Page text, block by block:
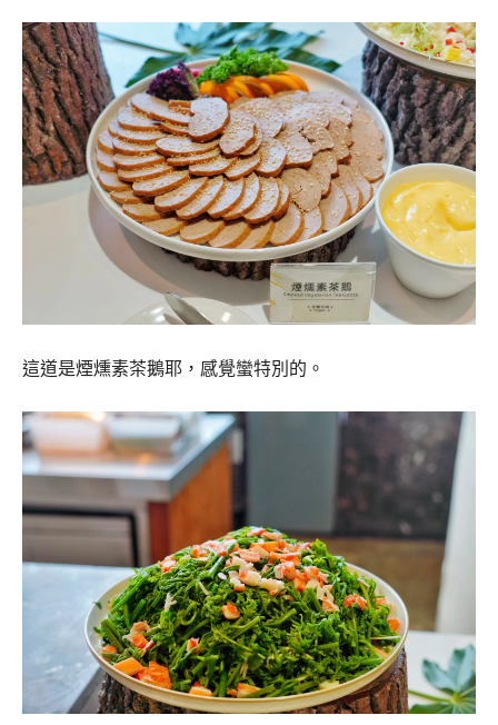
這道是煙燻素茶鵝耶，感覺蠻特別的。